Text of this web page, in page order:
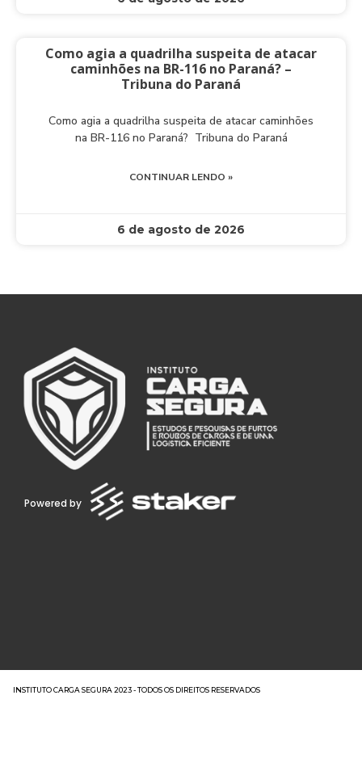
Como agia a quadrilha suspeita de atacar
caminhões na BR-116 no Paraná? –
Tribuna do Paraná
Como agia a quadrilha suspeita de atacar caminhões
na BR-116 no Paraná? Tribuna do Paraná
CONTINUAR LENDO »
6 de agosto de 2026
Powered by
INSTITUTO CARGA SEGURA 2023 - TODOS OS DIREITOS RESERVADOS